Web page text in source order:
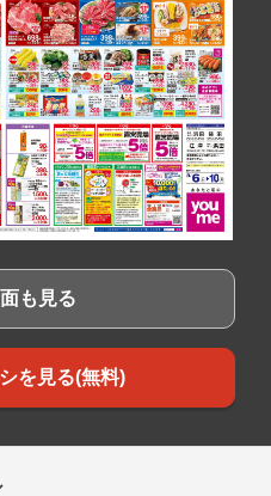
も見る
を見る(無料)